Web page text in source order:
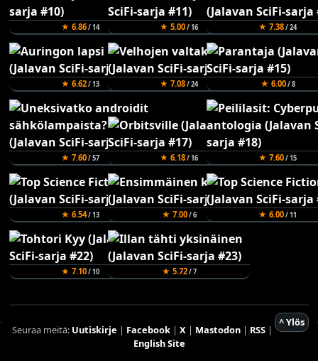
★ 6.86/ 14 ★ 5.00/ 16 ★ 7.38/ 24
★ 6.62/ 13 ★ 7.08/ 24 ★ 6.00/ 8
★ 7.60/ 57 ★ 6.18/ 16 ★ 7.60/ 15
★ 6.54/ 13 ★ 7.00/ 6 ★ 6.00/ 11
★ 7.10/ 10 ★ 5.72/ 7
^ Ylös
Seuraa meitä: Uutiskirje | Facebook| X| Mastodon| RSS|
English Site